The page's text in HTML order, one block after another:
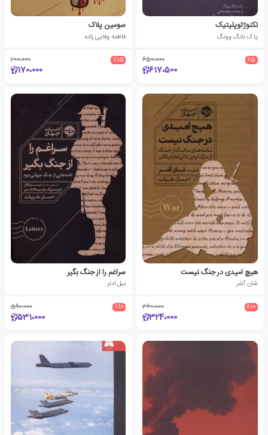
تکنوژئوپلیتیک
پاک نانگ وونگ
٪5 650،000
617،500
سومین پلاک
فاطمه وفایی زاده
٪15 200،000
170،000
هیچ امیدی در جنگ نیست
شان آشر
٪10 360،000
324،000
سراغم را از جنگ بگیر
بیل ادلر
٪10 590،000
531،000